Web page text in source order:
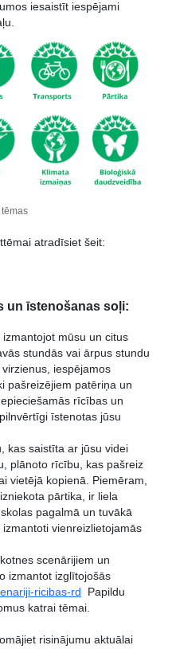
iesaistīt iespējami
atradīsiet šeit:
un īstenošanas soļi:
izmantojot mūsu un citus
stundās vai ārpus stundu
iespējamos
pašreizējiem patēriņa un
rīcības un
īstenotas jūsu
kas saistīta ar jūsu videi
plānoto rīcību, kas pašreiz
vietējā kopienā. Piemēram,
pārtika, ir liela
pagalmā un tuvākā
vienreizlietojamās
scenārijiem un
izmantot izglītojošās
ricibas-rd
Papildu
katrai tēmai.
risinājumu aktuālai